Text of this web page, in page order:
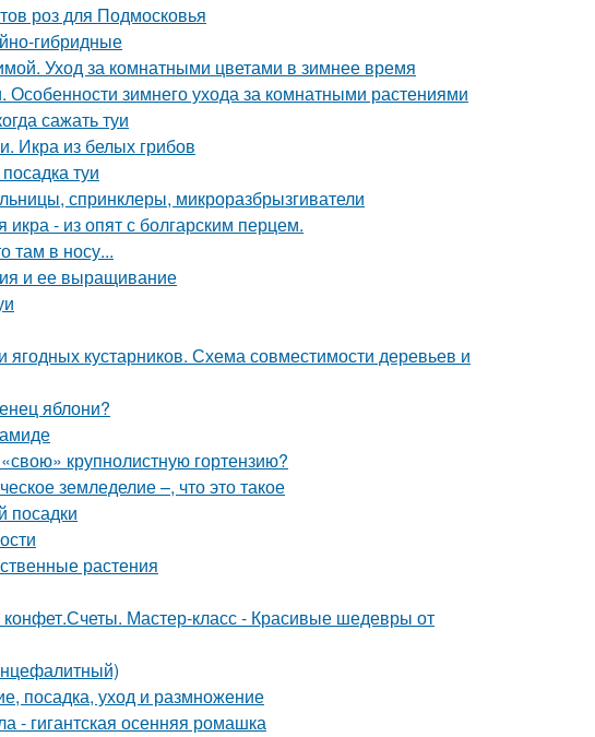
роз для Подмосковья
гибридные
Уход за комнатными цветами в зимнее время
зимнего ухода за комнатными растениями
сажать туи
Икра из белых грибов
туи
спринклеры, микроразбрызгиватели
- из опят с болгарским перцем.
там в носу...
и ее выращивание
кустарников. Схема совместимости деревьев и
яблони?
крупнолистную гортензию?
земледелие –, что это такое
посадки
растения
Мастер-класс - Красивые шедевры от
посадка, уход и размножение
- гигантская осенняя ромашка